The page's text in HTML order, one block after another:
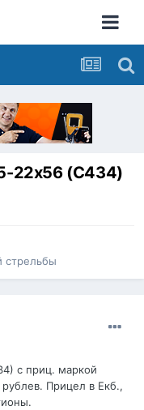
22x56 (C434)
стрельбы
с приц. маркой
Прицел в Екб.,